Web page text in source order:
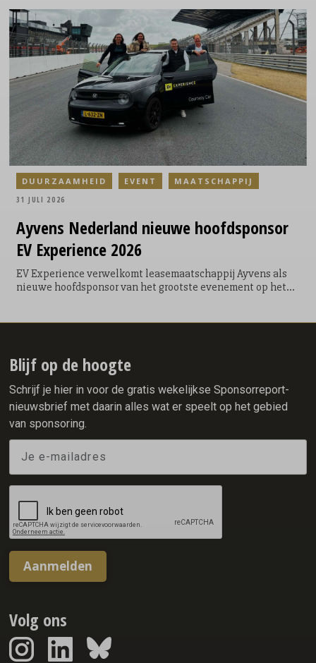
assortiment toevoegt. De introductie vond plaats tijdens de
allereerste AA Drink Intensity Games: een speciaal
ontwikkelde sportwedstrijd waarin twintig fitfluencers,
sporters en creators uit Nederland en België het tegen
elkaar opnamen.
Ayvens Nederland nieuwe hoofdsponsor
EV Experience 2026
EV Experience verwelkomt leasemaatschappij Ayvens als
nieuwe hoofdsponsor van het grootste evenement op het
om zowel zakelijke als particuliere bezoekers te inspireren,
DUURZAAMHEID EVENT MAATSCHAPPIJ
31 JULI 2026
Blijf op de hoogte
Schrijf je hier in voor de gratis wekelijkse Sponsorreport-
nieuwsbrief met daarin alles wat er speelt op het gebied
van sponsoring.
Aanmelden
Volg ons